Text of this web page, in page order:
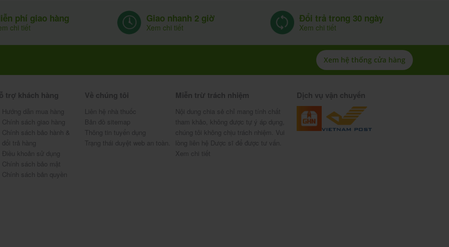
phí giao hàng
chi tiết
Giao nhanh 2 giờ
Xem chi tiết
Đổi trả trong 30 ngày
Xem chi tiết
Xem hệ thống cửa hàng
trợ khách hàng
Hướng dẫn mua hàng
Chính sách giao hàng
Chính sách bảo hành &
đổi trả hàng
Điều khoản sử dụng
Chính sách bảo mật
Chính sách bản quyền
Về chúng tôi
Liên hệ nhà thuốc
Bản đồ sitemap
Thông tin tuyển dụng
Trạng thái duyệt web an toàn.
Miễn trừ trách nhiệm
Nội dung chia sẻ chỉ mang tính chất
tham khảo, không được tự ý áp dụng,
chúng tôi không chịu trách nhiệm. Vui
lòng liên hệ Dược sĩ để được tư vấn.
Xem chi tiết
Dịch vụ vận chuyển